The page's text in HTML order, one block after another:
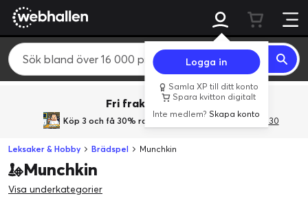
Logga in
Samla XP till ditt konto
Spara kvitton digitalt
Inte medlem?Skapa konto
Fri frakt över 800 kr.
Köp 3 och få 30% rabatt med rabattkoden 3Gives30
Leksaker & Hobby Brädspel Munchkin
Munchkin
Visa underkategorier